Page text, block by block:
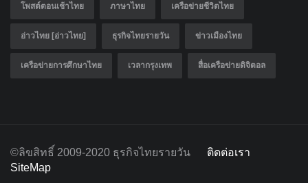
โพสต์ตอนเช้าไทย ภาษาไทย เครือข่ายชีวิตไทย
อ่าวไทย [อ่าวไทย] ธุรกิจไทยรายวัน ข่าวเมืองไทย
เครือข่ายการศึกษาไทย เวลากรุงเทพ สื่อเครือข่ายดิจิตอล
©ลิขสิทธิ์ 2009-2020 ธุรกิจไทยรายวัน ติดต่อเรา
SiteMap